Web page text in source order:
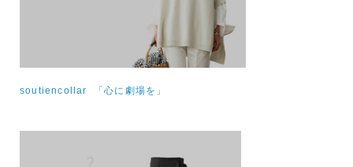
soutiencollar 「心に劇場を」